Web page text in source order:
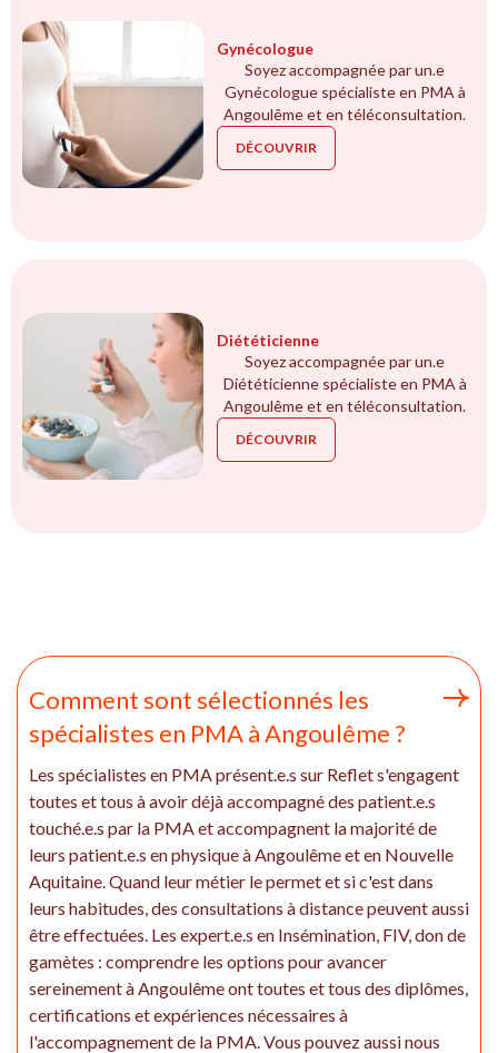
Gynécologue
Soyez accompagnée par un.e
Gynécologue spécialiste en PMA à
Angoulême et en téléconsultation.
DÉCOUVRIR
Diététicienne
Soyez accompagnée par un.e
Diététicienne spécialiste en PMA à
Angoulême et en téléconsultation.
DÉCOUVRIR
Comment sont sélectionnés les
spécialistes en PMA à Angoulême ?
Les spécialistes en PMA présent.e.s sur Reflet s'engagent
toutes et tous à avoir déjà accompagné des patient.e.s
touché.e.s par la PMA et accompagnent la majorité de
leurs patient.e.s en physique à Angoulême et en Nouvelle
Aquitaine. Quand leur métier le permet et si c'est dans
leurs habitudes, des consultations à distance peuvent aussi
être effectuées. Les expert.e.s en Insémination, FIV, don de
gamètes : comprendre les options pour avancer
sereinement à Angoulême ont toutes et tous des diplômes,
certifications et expériences nécessaires à
l'accompagnement de la PMA. Vous pouvez aussi nous